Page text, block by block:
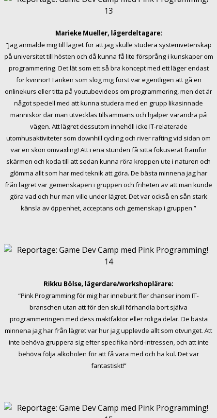
Marieke Mueller, lägerdeltagare:
”Jag anmälde mig till lägret för att jag skulle studera systemvetenskap
på universitet till hösten och då kunna få lite försprång i kunskaper om
programmering. Det lät som ett så bra koncept med ett läger endast
för kvinnor! Tanken som slog mig först var egentligen att gå en
onlinekurs eller titta på youtubevideos om programmering, men det är
något speciell med att kunna studera med en grupp likasinnade
människor där man utvecklas tillsammans och hjälper varandra på
vägen. Att lägret dessutom innehöll icke IT-relaterade
utomhusaktiviteter som downhill cycling och river rafting vid sidan om
var en skön omväxling! Att i ena stunden få sitta fokuserat framför
skärmen och koda till att sedan kunna röra kroppen ute i naturen och
glömma allt som har med teknik att göra. De bästa minnena jag har
från lägret var gemenskapen i gruppen och friheten av att man kunde
göra vad och hur man ville under lägret. Det var också en sån stark
känsla av öppenhet, acceptans och gemenskap i gruppen.”
Rikku Bölse, lägerdare/workshoplärare:
”Pink Programming för mig har inneburit fler chanser inom IT-
branschen utan att för den skull förhandla bort själva
programmeringen med dess maktfaktor eller roliga delar. De bästa
minnena jag har från lägret var hur jag upplevde allt som otvunget. Att
inte behöva gruppera sig efter specifika nörd-intressen, och att inte
behöva följa alkoholen för att få vara med och ha kul. Det var
fantastiskt!”